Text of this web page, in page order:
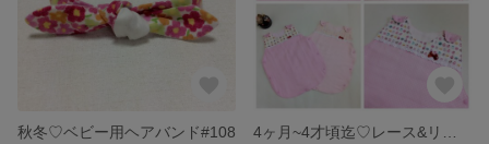
秋冬♡ベビー用ヘアバンド#108